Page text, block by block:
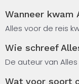
inleiding op de
symbolische
welke kenmerken
speelde in de
Wanneer kwam
Alles voor de reis
Wie schreef
De auteur van
Wat voor soort